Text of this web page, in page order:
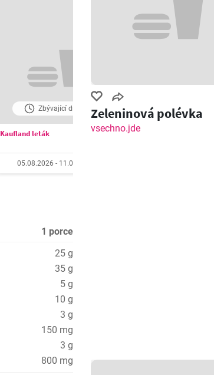
Zbývající dny: 3
Kaufland leták
05.08.2026 - 11.08.2026
Zbývající dny: 3
Billa Velký leták
1 porce
25 g
35 g
5 g
10 g
3 g
150 mg
3 g
800 mg
Zeleninová polévka
vsechno.jde